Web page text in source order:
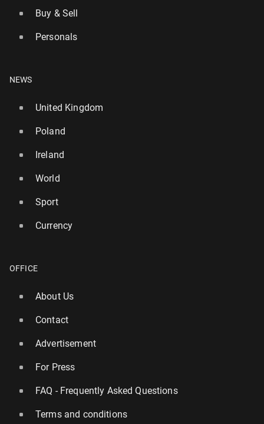
Buy & Sell
Personals
NEWS
United Kingdom
Poland
Ireland
World
Sport
Currency
OFFICE
About Us
Contact
Advertisement
For Press
FAQ - Frequently Asked Questions
Terms and conditions